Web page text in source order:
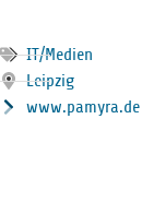
IT/Medien
Leip­zig
www.pamyra.de